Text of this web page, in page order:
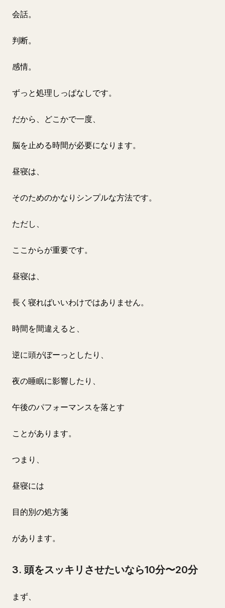
会話。
判断。
感情。
ずっと処理しっぱなしです。
だから、どこかで一度、
脳を止める時間が必要になります。
昼寝は、
そのためのかなりシンプルな方法です。
ただし、
ここからが重要です。
昼寝は、
長く寝ればいいわけではありません。
時間を間違えると、
逆に頭がぼーっとしたり、
夜の睡眠に影響したり、
午後のパフォーマンスを落とす
ことがあります。
つまり、
昼寝には
目的別の処方箋
があります。
3. 頭をスッキリさせたいなら10分〜20分
まず、